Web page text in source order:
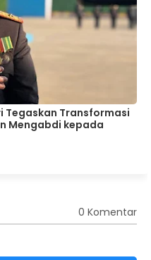
Tegaskan Transformasi
Mengabdi kepada
0 Komentar